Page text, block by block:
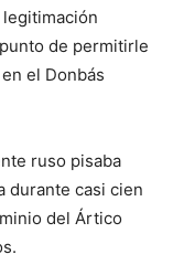
de permitirle
el Donbás
ruso pisaba
durante casi cien
del Ártico